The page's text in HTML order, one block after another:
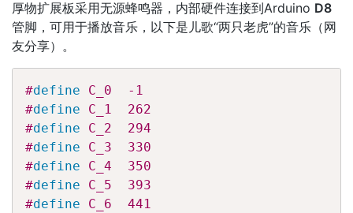
厚物扩展板采用无源蜂鸣器，内部硬件连接到Arduino D8
管脚，可用于播放音乐，以下是儿歌“两只老虎”的音乐（网
友分享）。
#define C_0  -1
#define C_1  262
#define C_2  294
#define C_3  330
#define C_4  350
#define C_5  393
#define C_6  441